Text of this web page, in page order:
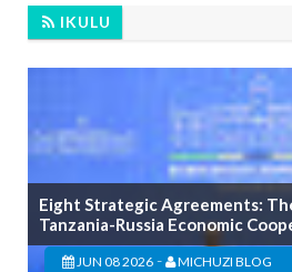
IKULU
Eight Strategic Agreements:
Tanzania-Russia Economic
JUN 08 2026 - MICHUZI BLOG